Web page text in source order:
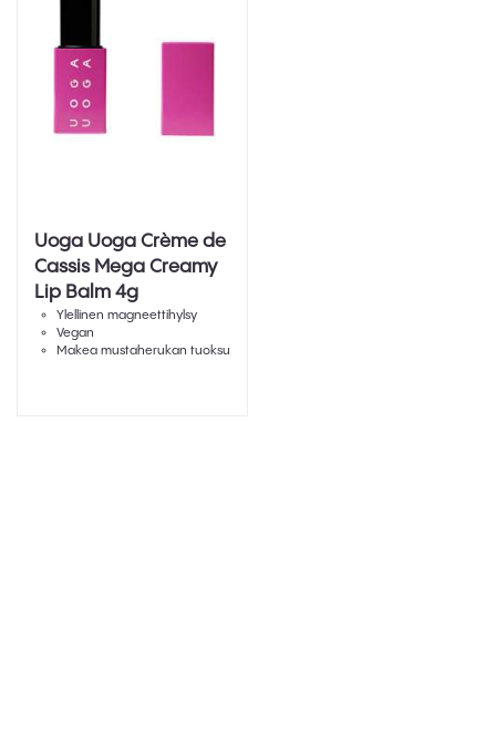
Uoga Uoga Crème de
Cassis Mega Creamy
Lip Balm 4g
Ylellinen magneettihylsy
Vegan
Makea mustaherukan tuoksu